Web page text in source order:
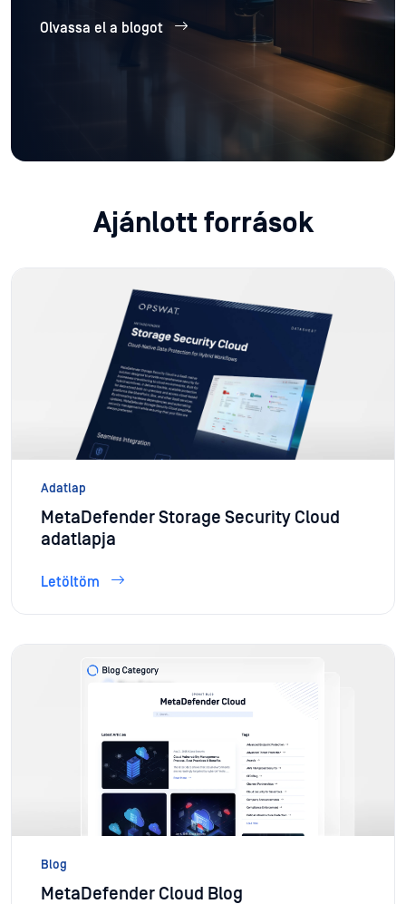
Olvassa el a blogot
Ajánlott források
Adatlap
MetaDefender Storage Security Cloud
adatlapja
Letöltöm
Blog
MetaDefender Cloud Blog